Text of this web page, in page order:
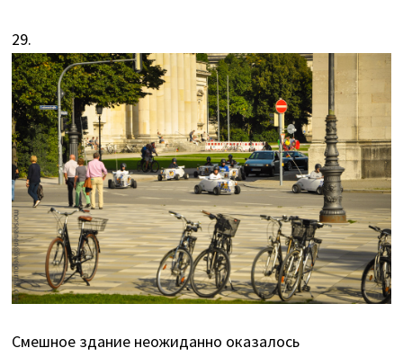
29.
Смешное здание неожиданно оказалось